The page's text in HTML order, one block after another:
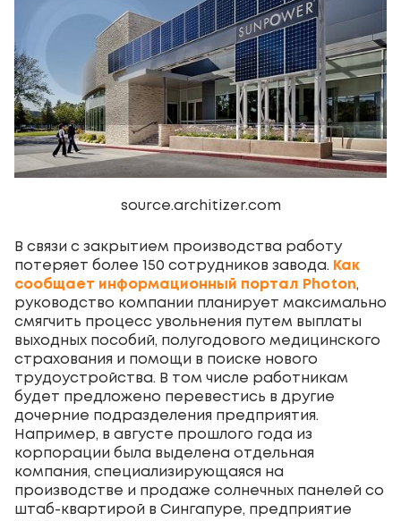
source.architizer.com
В связи с закрытием производства работу
потеряет более 150 сотрудников завода. Как
сообщает информационный портал Photon,
руководство компании планирует максимально
смягчить процесс увольнения путем выплаты
выходных пособий, полугодового медицинского
страхования и помощи в поиске нового
трудоустройства. В том числе работникам
будет предложено перевестись в другие
дочерние подразделения предприятия.
Например, в августе прошлого года из
корпорации была выделена отдельная
компания, специализирующаяся на
производстве и продаже солнечных панелей со
штаб-квартирой в Сингапуре, предприятие